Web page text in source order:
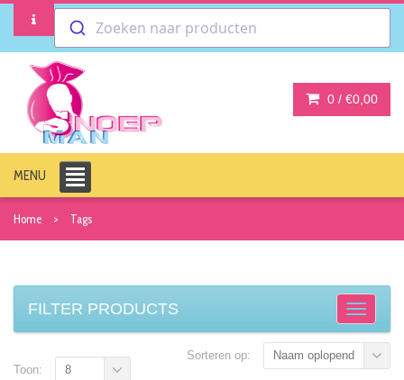
Zoeken naar producten
0 / €0,00
MENU
Home Tags
FILTER PRODUCTS
Sorteren op: Naam oplopend
Toon: 8